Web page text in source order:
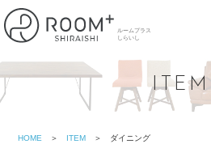
ITEM
HOME ＞ ITEM ＞ ダイニング